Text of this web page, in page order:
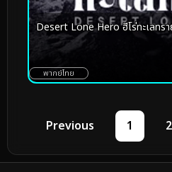
Desert Lone Hero ฮีโร่ทะเลทร
พากย์ไทย
Previous 1 2